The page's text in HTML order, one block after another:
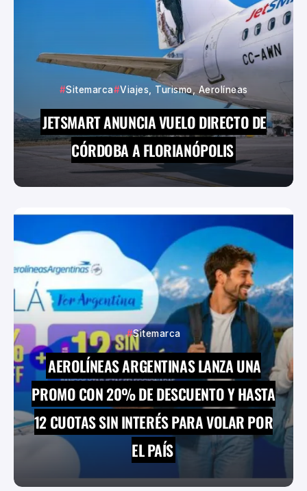
Sitemarca Viajes, Turismo, Aerolíneas
JETSMART ANUNCIA VUELO DIRECTO DE
CÓRDOBA A FLORIANÓPOLIS
Sitemarca
AEROLÍNEAS ARGENTINAS LANZA UNA
PROMO CON 20% DE DESCUENTO Y HASTA
12 CUOTAS SIN INTERÉS PARA VOLAR POR
EL PAÍS